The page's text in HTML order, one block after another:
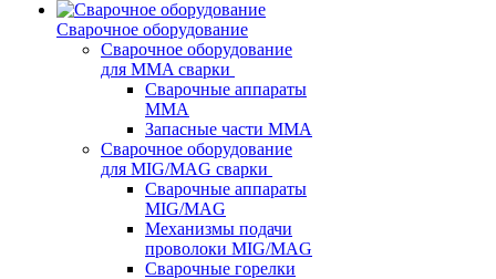
Сварочное оборудование
Сварочное оборудование
для MMA сварки
Сварочные аппараты
MMA
Запасные части MMA
Сварочное оборудование
для MIG/MAG сварки
Сварочные аппараты
MIG/MAG
Механизмы подачи
проволоки MIG/MAG
Сварочные горелки